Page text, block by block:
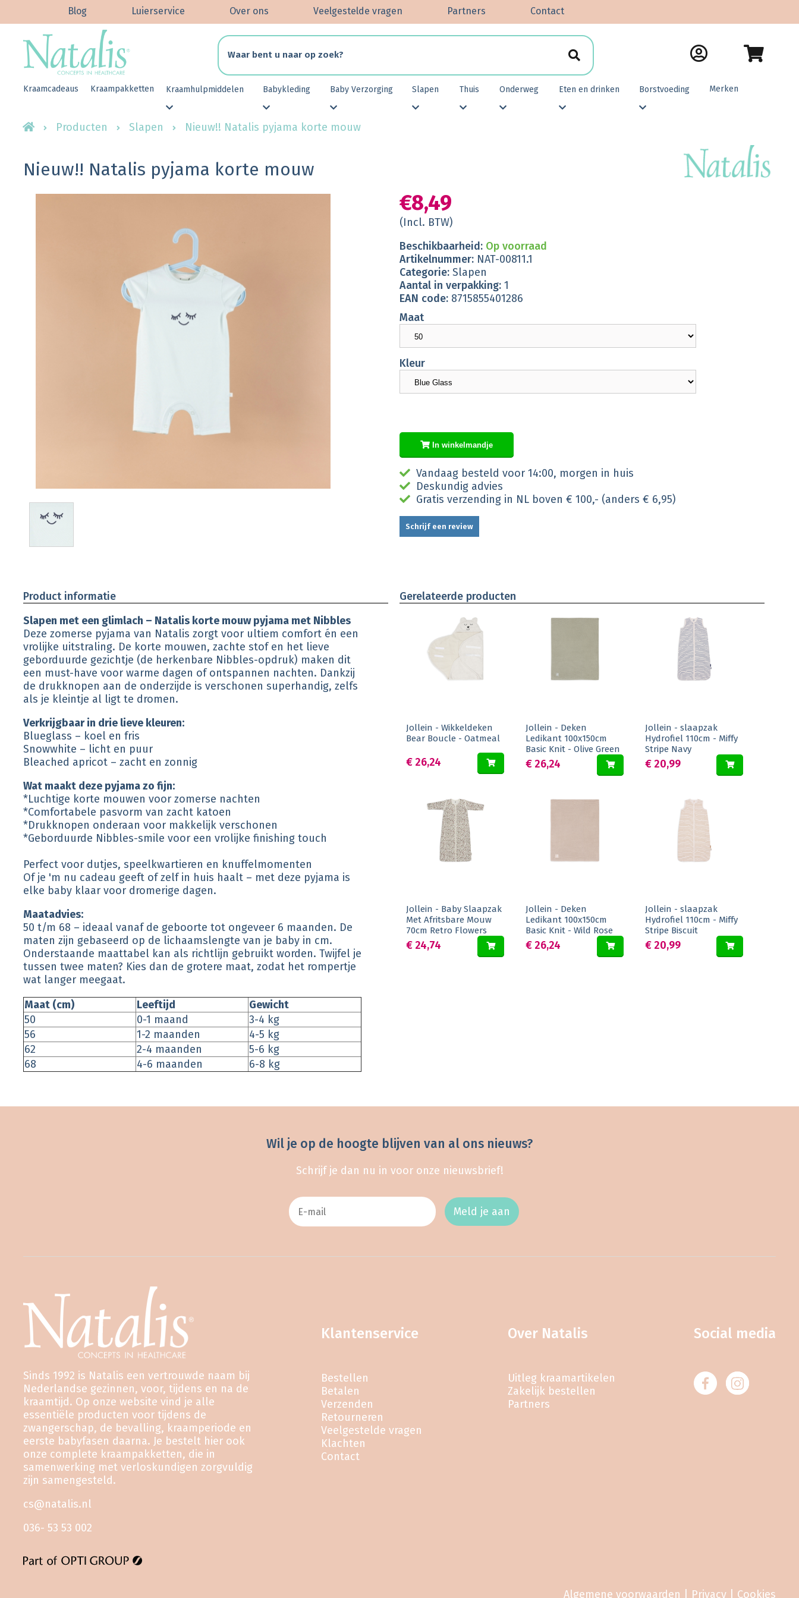
Contact
Partners
Veelgestelde vragen
Over ons
Luierservice
Blog
Kraamcadeaus Kraampakketten Kraamhulpmiddelen Babykleding Baby Verzorging Slapen Thuis Onderweg Eten en drinken Borstvoeding Merken
Producten Slapen Nieuw!! Natalis pyjama korte mouw
Nieuw!! Natalis pyjama korte mouw
€8,49
(Incl. BTW)
Beschikbaarheid: Op voorraad
Artikelnummer: NAT-00811.1
Categorie: Slapen
Aantal in verpakking: 1
EAN code: 8715855401286
Maat
Kleur
In winkelmandje
Vandaag besteld voor 14:00, morgen in huis
Deskundig advies
Gratis verzending in NL boven € 100,- (anders € 6,95)
Schrijf een review
Product informatie
Slapen met een glimlach – Natalis korte mouw pyjama met Nibbles
Deze zomerse pyjama van Natalis zorgt voor ultiem comfort én een
vrolijke uitstraling. De korte mouwen, zachte stof en het lieve
geborduurde gezichtje (de herkenbare Nibbles-opdruk) maken dit
een must-have voor warme dagen of ontspannen nachten. Dankzij
de drukknopen aan de onderzijde is verschonen superhandig, zelfs
als je kleintje al ligt te dromen.
Verkrijgbaar in drie lieve kleuren:
Blueglass – koel en fris
Snowwhite – licht en puur
Bleached apricot – zacht en zonnig
Wat maakt deze pyjama zo fijn:
*Luchtige korte mouwen voor zomerse nachten
*Comfortabele pasvorm van zacht katoen
*Drukknopen onderaan voor makkelijk verschonen
*Geborduurde Nibbles-smile voor een vrolijke finishing touch
Perfect voor dutjes, speelkwartieren en knuffelmomenten
Of je 'm nu cadeau geeft of zelf in huis haalt – met deze pyjama is
elke baby klaar voor dromerige dagen.
Maatadvies:
50 t/m 68 – ideaal vanaf de geboorte tot ongeveer 6 maanden. De
maten zijn gebaseerd op de lichaamslengte van je baby in cm.
Onderstaande maattabel kan als richtlijn gebruikt worden. Twijfel je
tussen twee maten? Kies dan de grotere maat, zodat het rompertje
wat langer meegaat.
Maat (cm)
Leeftijd
Gewicht
50
0-1 maand
3-4 kg
56
1-2 maanden
4-5 kg
62
2-4 maanden
5-6 kg
68
4-6 maanden 6-8 kg
Gerelateerde producten
Jollein - Wikkeldeken
Bear Boucle - Oatmeal
€ 26,24
Jollein - Deken
Ledikant 100x150cm
Basic Knit - Olive Green
€ 26,24
Jollein - slaapzak
Hydrofiel 110cm - Miffy
Stripe Navy
€ 20,99
Jollein - Baby Slaapzak
Met Afritsbare Mouw
70cm Retro Flowers
€ 24,74
Jollein - Deken
Ledikant 100x150cm
Basic Knit - Wild Rose
€ 26,24
Jollein - slaapzak
Hydrofiel 110cm - Miffy
Stripe Biscuit
€ 20,99
Wil je op de hoogte blijven van al ons nieuws?
Schrijf je dan nu in voor onze nieuwsbrief!
Meld je aan
Sinds 1992 is Natalis een vertrouwde naam bij
Nederlandse gezinnen, voor, tijdens en na de
kraamtijd. Op onze website vind je alle
essentiële producten voor tijdens de
zwangerschap, de bevalling, kraamperiode en
eerste babyfasen daarna. Je bestelt hier ook
onze complete kraampakketten, die in
samenwerking met verloskundigen zorgvuldig
zijn samengesteld.
cs@natalis.nl
036- 53 53 002
Klantenservice
Bestellen
Betalen
Verzenden
Retourneren
Veelgestelde vragen
Klachten
Contact
Over Natalis
Uitleg kraamartikelen
Zakelijk bestellen
Partners
Social media
Algemene voorwaarden Privacy Cookies